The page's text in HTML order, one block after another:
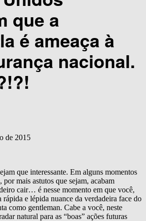
que a
é ameaça à
nacional.
de 2015
que interessante. Em alguns momentos
por mais astutos que sejam, acabam
cair… é nesse momento em que você,
e lépida nuance da verdadeira face do
como gentleman. Cabe a você, neste
natural para as “boas” ações futuras